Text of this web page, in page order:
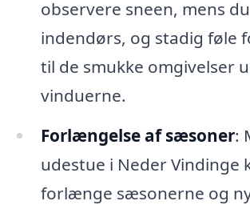
observere sneen, mens
indendørs, og stadig føle
til de smukke omgivelser
vinduerne.
Forlængelse af sæsoner:
udestue i Neder Vindinge
forlænge sæsonerne og